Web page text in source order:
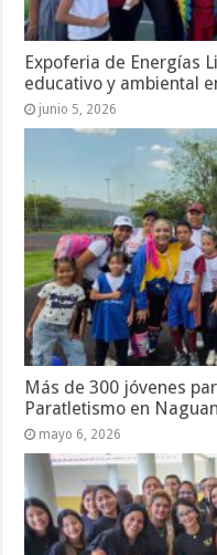
Expoferia de Energías
educativo y ambiental
junio 5, 2026
Más de 300 jóvenes
Paratletismo en
mayo 6, 2026